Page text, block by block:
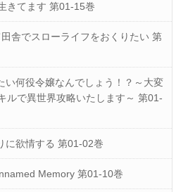
きてます 第01-15巻
舎でスローライフをおくりたい 第
い何役令嬢なんでしょう！？～大変
ルで異世界攻略いたします～ 第01-
に欲情する 第01-02巻
Memory 第01-10巻